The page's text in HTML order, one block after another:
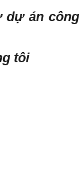
dự án công
tôi